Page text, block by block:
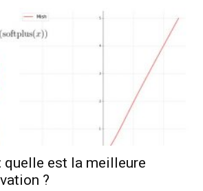
quelle est la meilleure
?